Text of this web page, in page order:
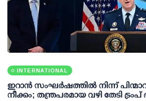
INTERNATIONAL
ഇറാന്‍ സംഘര്‍ഷത്തില്‍ നിന്ന്
നീക്കം; തന്ത്രപരമായ വഴി തേടി